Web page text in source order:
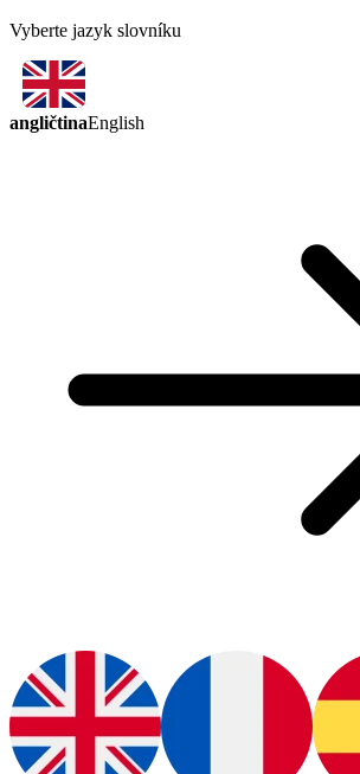
Vyberte jazyk slovníku
angličtinaEnglish